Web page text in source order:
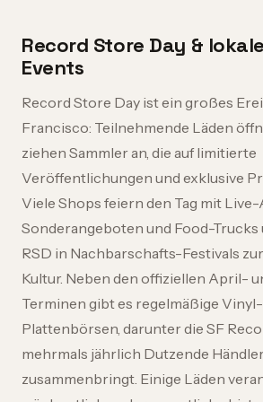
Record Store Day &
Events
Record Store Day ist ein großes
Francisco: Teilnehmende Läden
ziehen Sammler an, die auf limitierte
Veröffentlichungen und exklusive
Viele Shops feiern den Tag mit
Sonderangeboten und Food-Trucks
RSD in Nachbarschafts-Festivals
Kultur. Neben den offiziellen April-
Terminen gibt es regelmäßige
Plattenbörsen, darunter die SF
mehrmals jährlich Dutzende Händler
zusammenbringt. Einige Läden